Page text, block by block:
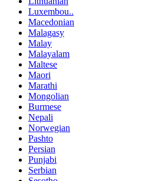
Luxembou..
Macedonian
Malagasy
Malay
Malayalam
Maltese
Maori
Marathi
Mongolian
Burmese
Nepali
Norwegian
Pashto
Persian
Punjabi
Serbian